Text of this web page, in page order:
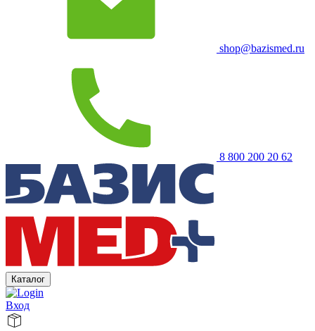
shop@bazismed.ru
8 800 200 20 62
Каталог
Вход